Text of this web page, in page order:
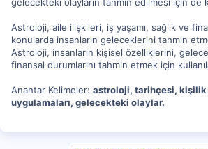
Astroloji, aile ilişkileri, iş yaşamı, sağlık ve
konularda insanların geleceklerini tahmin
Astroloji, insanların kişisel özelliklerini,
finansal durumlarını tahmin etmek için
Anahtar Kelimeler: astroloji, tarihçesi,
uygulamaları, gelecekteki olaylar.